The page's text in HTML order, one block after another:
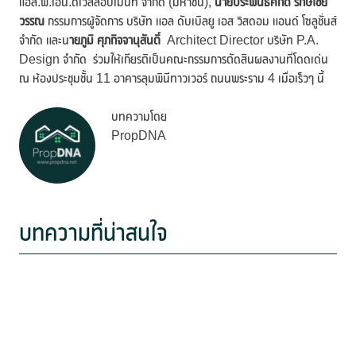
วรรณ กรรมการผู้จัดการ บริษัท แอล ดับเบิลยู เอส วิสดอม แอนด์ โซลูชั่นส์
จำกัด และนายภูมิ ศุภกิจจานุสันติ์ Architect Director บริษัท P.A.
Design จำกัด ร่วมให้เกียรติเป็นคณะกรรมการตัดสินผลงานที่โดดเด่น
ณ ห้องประชุมชั้น 11 อาคารลุมพินีทาวเวอร์ ถนนพระราม 4 เมื่อเร็วๆ นี้
บทความโดย
PropDNA
บทความที่น่าสนใจ